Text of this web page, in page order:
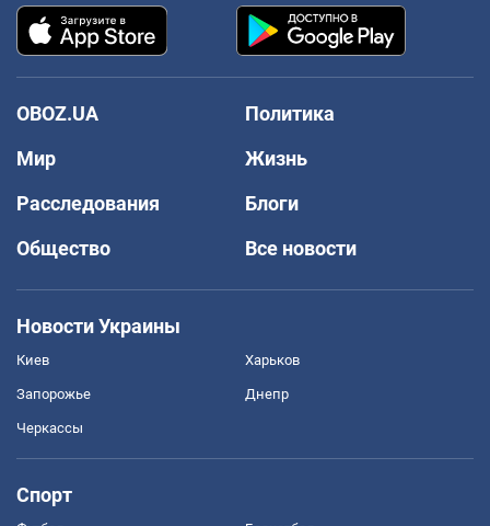
OBOZ.UA
Политика
Мир
Жизнь
Расследования
Блоги
Общество
Все новости
Новости Украины
Киев Харьков
Запорожье Днепр
Черкассы
Спорт